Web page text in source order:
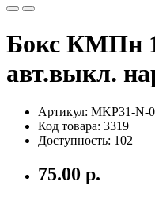
Бокс КМПн
авт.выкл.
Артикул: MKP31-N-
Код товара: 3319
Доступность: 102
75.00 р.